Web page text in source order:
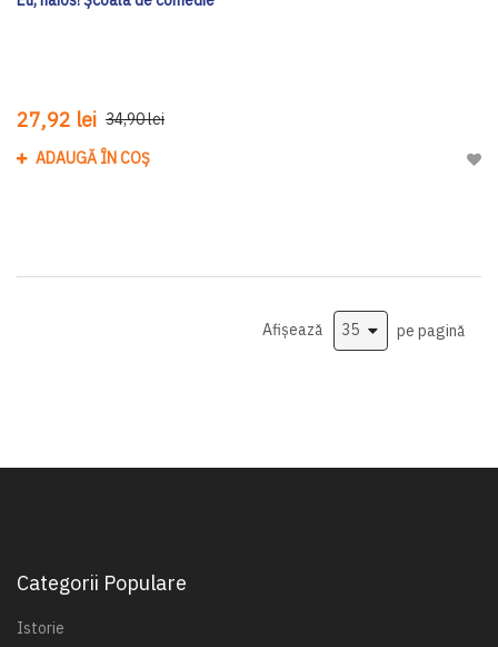
27,92 lei 34,90 lei
ADAUGĂ ÎN COȘ
Afișează pe pagină
Categorii Populare
Istorie